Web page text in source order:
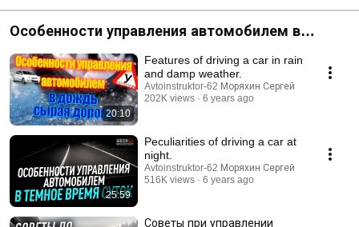
Особенности управления автомобилем в
различных ситуациях и условиях на дороге.
20:10
Features of driving a car in rain
and damp weather.
Avtoinstruktor-62 Моряхин Сергей
202K views
6 years ago
25:59
Peculiarities of driving a car at
night.
Avtoinstruktor-62 Моряхин Сергей
516K views
6 years ago
Советы при управлении